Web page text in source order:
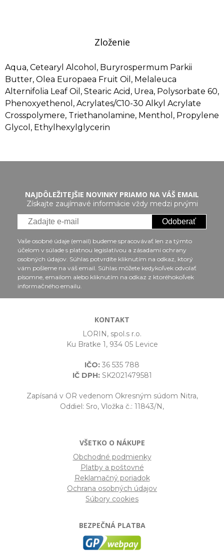
Zloženie
Aqua, Cetearyl Alcohol, Buryrospermum Parkii
Butter, Olea Europaea Fruit Oil, Melaleuca
Alternifolia Leaf Oil, Stearic Acid, Urea, Polysorbate 60,
Phenoxyethenol, Acrylates/C10-30 Alkyl Acrylate
Crosspolymere, Triethanolamine, Menthol, Propylene
Glycol, Ethylhexylglycerin
NAJDÔLEŽITEJŠIE NOVINKY PRIAMO NA VÁŠ EMAIL
Získajte zaujímavé informácie vždy medzi prvými
Odoberať
Vaše osobné údaje (email) budeme spracovávať len za týmto
účelom v súlade s platnou legislatívou a zásadami ochrany
osobných údajov. Súhlas potvrdíte kliknutím na odkaz, ktorý
vám pošleme na váš email. Súhlas môžete kedykoľvek odvolať
písomne, emailom alebo kliknutím na odkaz z ktoréhokoľvek
informačného emailu.
KONTAKT
LORIN, spol.s r.o.
Ku Bratke 1, 934 05 Levice
IČO: 36 535 788
IČ DPH:SK2021479581
Zapísaná v OR vedenom Okresným súdom Nitra,
Oddiel: Sro, Vložka č.: 11843/N,
VŠETKO O NÁKUPE
Obchodné podmienky
Platby a poštovné
Reklamačný poriadok
Ochrana osobných údajov
Súbory cookies
BEZPEČNÁ PLATBA